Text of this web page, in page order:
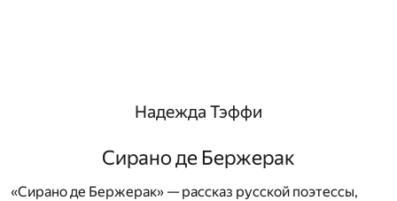
Надежда Тэффи
Сирано де Бержерак
«Сирано де Бержерак» — рассказ русской поэтессы,